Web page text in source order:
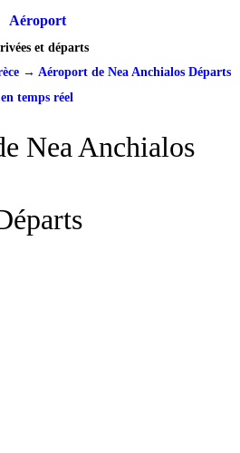
Aéroport
et départs
→ Aéroport de Nea Anchialos Départs
en temps réel
Nea Anchialos